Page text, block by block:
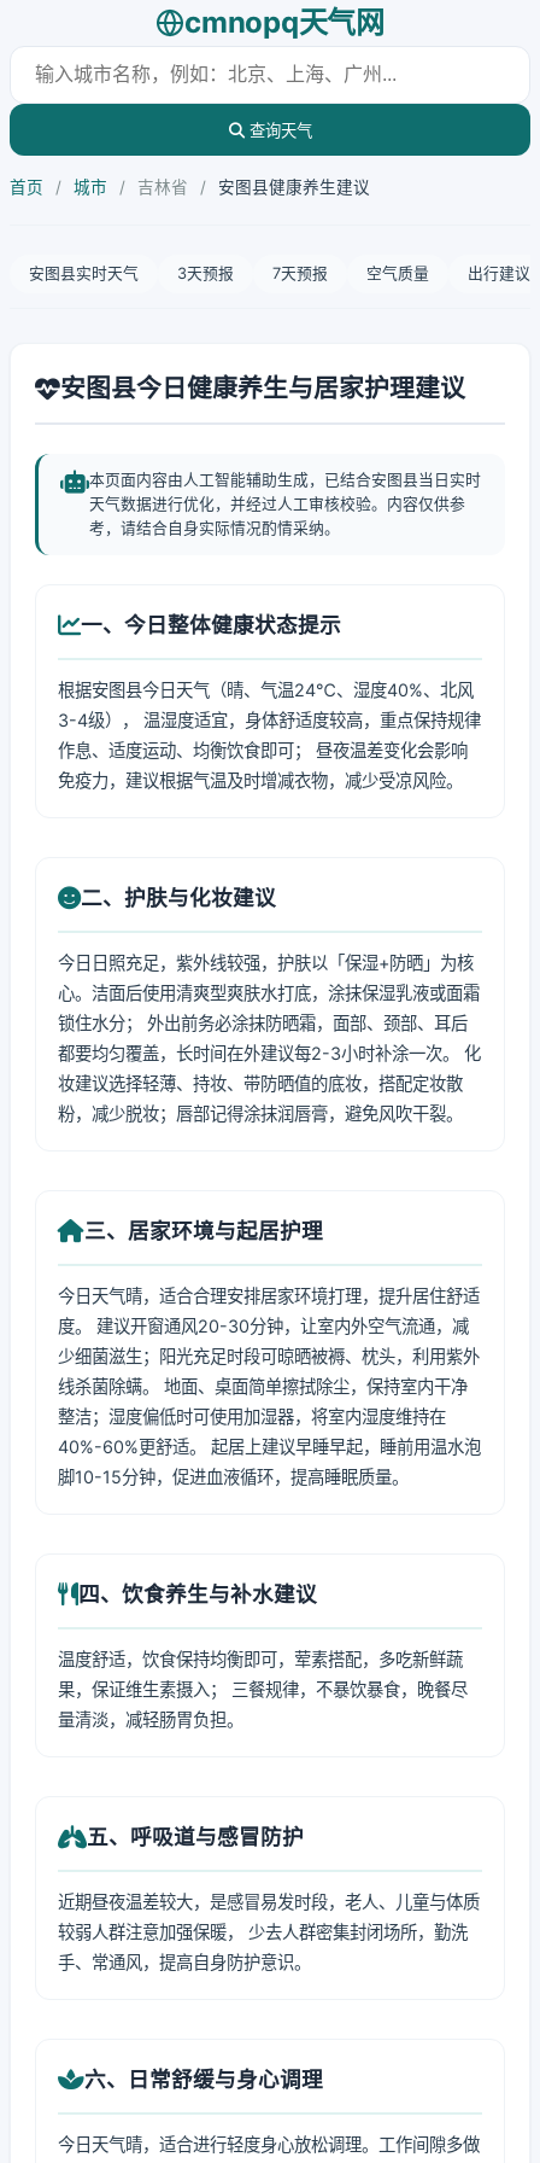
cmnopq天气网
查询天气
首页 / 城市 / 吉林省 / 安图县健康养生建议
安图县实时天气 3天预报 7天预报 空气质量 出行建议
安图县今日健康养生与居家护理建议
本页面内容由人工智能辅助生成，已结合安图县当日实时
天气数据进行优化，并经过人工审核校验。内容仅供参
考，请结合自身实际情况酌情采纳。
一、今日整体健康状态提示
根据安图县今日天气（晴、气温24℃、湿度40%、北风
3-4级）， 温湿度适宜，身体舒适度较高，重点保持规律
作息、适度运动、均衡饮食即可； 昼夜温差变化会影响
免疫力，建议根据气温及时增减衣物，减少受凉风险。
二、护肤与化妆建议
今日日照充足，紫外线较强，护肤以「保湿+防晒」为核
心。洁面后使用清爽型爽肤水打底，涂抹保湿乳液或面霜
锁住水分； 外出前务必涂抹防晒霜，面部、颈部、耳后
都要均匀覆盖，长时间在外建议每2-3小时补涂一次。 化
妆建议选择轻薄、持妆、带防晒值的底妆，搭配定妆散
粉，减少脱妆；唇部记得涂抹润唇膏，避免风吹干裂。
三、居家环境与起居护理
今日天气晴，适合合理安排居家环境打理，提升居住舒适
度。 建议开窗通风20-30分钟，让室内外空气流通，减
少细菌滋生；阳光充足时段可晾晒被褥、枕头，利用紫外
线杀菌除螨。 地面、桌面简单擦拭除尘，保持室内干净
整洁；湿度偏低时可使用加湿器，将室内湿度维持在
40%-60%更舒适。 起居上建议早睡早起，睡前用温水泡
脚10-15分钟，促进血液循环，提高睡眠质量。
四、饮食养生与补水建议
温度舒适，饮食保持均衡即可，荤素搭配，多吃新鲜蔬
果，保证维生素摄入； 三餐规律，不暴饮暴食，晚餐尽
量清淡，减轻肠胃负担。
五、呼吸道与感冒防护
近期昼夜温差较大，是感冒易发时段，老人、儿童与体质
较弱人群注意加强保暖， 少去人群密集封闭场所，勤洗
手、常通风，提高自身防护意识。
六、日常舒缓与身心调理
今日天气晴，适合进行轻度身心放松调理。工作间隙多做